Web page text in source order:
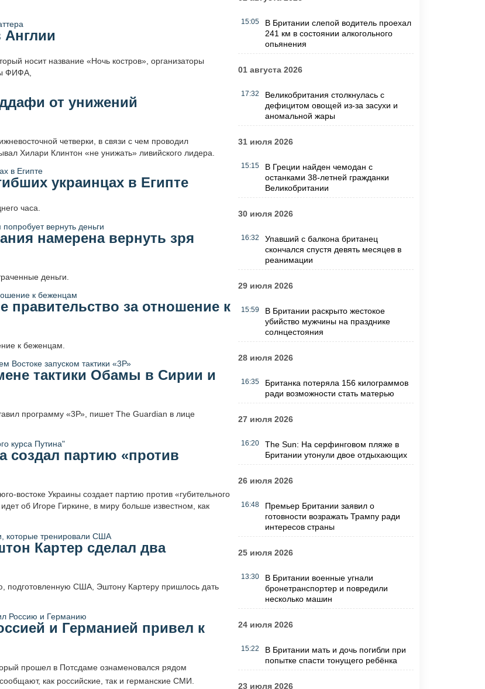
Англии
носит название «Ночь костров», организаторы
ФИФА,
от унижений
четверки, в связи с чем проводил
Хилари Клинтон «не унижать» ливийского лидера.
украинцах в Египте
часа.
намерена вернуть зря
деньги.
правительство за отношение к
к беженцам.
тактики Обамы в Сирии и
программу «3Р», пишет The Guardian в лице
партию «против
востоке Украины создает партию против «губительного
об Игоре Гиркине, в миру больше известном, как
Картер сделал два
подготовленную США, Эштону Картеру пришлось дать
и Германией привел к
прошел в Потсдаме ознаменовался рядом
как российские, так и германские СМИ.
15:05
В Британии слепой водитель проехал
241 км в состоянии алкогольного
опьянения
01 августа 2026
17:32
Великобритания столкнулась с
дефицитом овощей из-за засухи и
аномальной жары
31 июля 2026
15:15
В Греции найден чемодан с
останками 38-летней гражданки
Великобритании
30 июля 2026
16:32
Упавший с балкона британец
скончался спустя девять месяцев в
реанимации
29 июля 2026
15:59
В Британии раскрыто жестокое
убийство мужчины на празднике
солнцестояния
28 июля 2026
16:35
Британка потеряла 156 килограммов
ради возможности стать матерью
27 июля 2026
16:20
The Sun: На серфинговом пляже в
Британии утонули двое отдыхающих
26 июля 2026
16:48
Премьер Британии заявил о
готовности возражать Трампу ради
интересов страны
25 июля 2026
13:30
В Британии военные угнали
бронетранспортер и повредили
несколько машин
24 июля 2026
15:22
В Британии мать и дочь погибли при
попытке спасти тонущего ребёнка
23 июля 2026